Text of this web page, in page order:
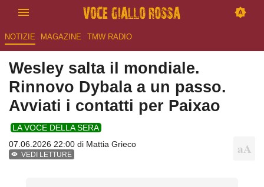
NOTIZIE MAGAZINE TMW RADIO
Wesley salta il mondiale.
Rinnovo Dybala a un passo.
Avviati i contatti per Paixao
LA VOCE DELLA SERA
07.06.2026 22:00 di Mattia Grieco
VEDI LETTURE